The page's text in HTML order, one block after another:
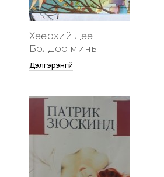
Хөөрхий дөө
Болдоо минь
Дэлгэрэнгүй